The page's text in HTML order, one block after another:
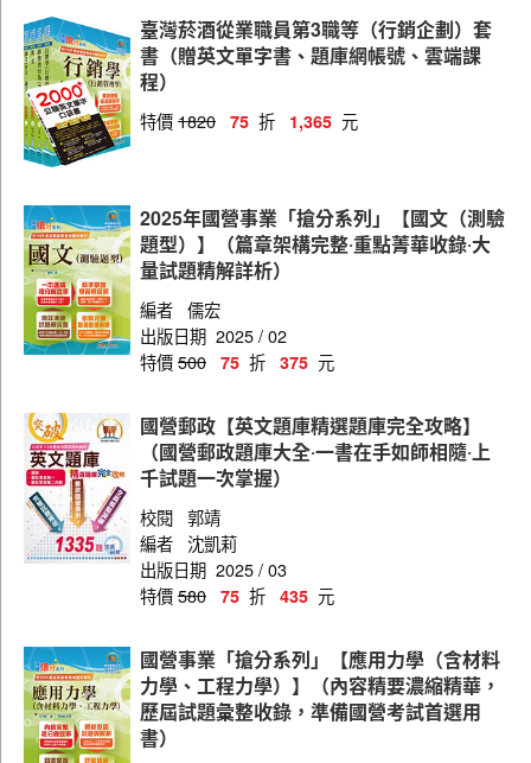
評價職位(電子電機)
評價職位(電氣)
評價職位(化工)
評價職位(食品化工)
評價職位(農化)
評價職位(事務管理)
評價職位(水電)
職員(物流管理)
職員(國際貿易)
職員(國際市場開發)
職員(會計)
職員(廣告、行銷企劃)
職員(電子商務)
職員(法務)
職員(地政)
職員(企業管理)
臺灣菸酒從業職員第3職等（行銷企劃）套
書（贈英文單字書、題庫網帳號、雲端課
程）
特價1820 75 折 1,365 元
2025年國營事業「搶分系列」【國文（測驗
題型）】（篇章架構完整‧重點菁華收錄‧大
量試題精解詳析）
編者 儒宏
出版日期 2025 / 02
特價500 75 折 375 元
國營郵政【英文題庫精選題庫完全攻略】
（國營郵政題庫大全‧一書在手如師相隨‧上
千試題一次掌握）
校閱 郭靖
編者 沈凱莉
出版日期 2025 / 03
特價580 75 折 435 元
國營事業「搶分系列」【應用力學（含材料
力學、工程力學）】（內容精要濃縮精華，
歷屆試題彙整收錄，準備國營考試首選用
書）